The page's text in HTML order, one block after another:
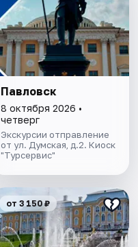
Павловск
8 октября 2026 •
четверг
Экскурсии отправление
от ул. Думская, д.2. Киоск
"Турсервис"
от 3 150 ₽